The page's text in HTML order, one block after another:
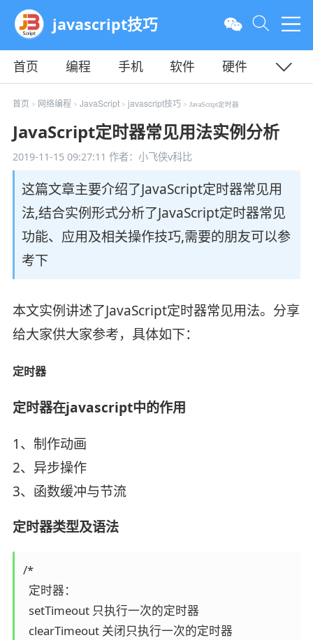
javascript技巧
首页 编程 手机 软件
硬件
教程
平面 服务器
首页 > 网络编程 > JavaScript> javascript技巧 > JavaScript定时器
JavaScript定时器常见用法实例分析
2019-11-15 09:27:11 作者：小飞侠v科比
这篇文章主要介绍了JavaScript定时器常见用
法,结合实例形式分析了JavaScript定时器常见
功能、应用及相关操作技巧,需要的朋友可以参
考下
本文实例讲述了JavaScript定时器常见用法。分享
给大家供大家参考，具体如下：
定时器
定时器在javascript中的作用
1、制作动画
2、异步操作
3、函数缓冲与节流
定时器类型及语法
/*
  定时器：
  setTimeout 只执行一次的定时器
  clearTimeout 关闭只执行一次的定时器